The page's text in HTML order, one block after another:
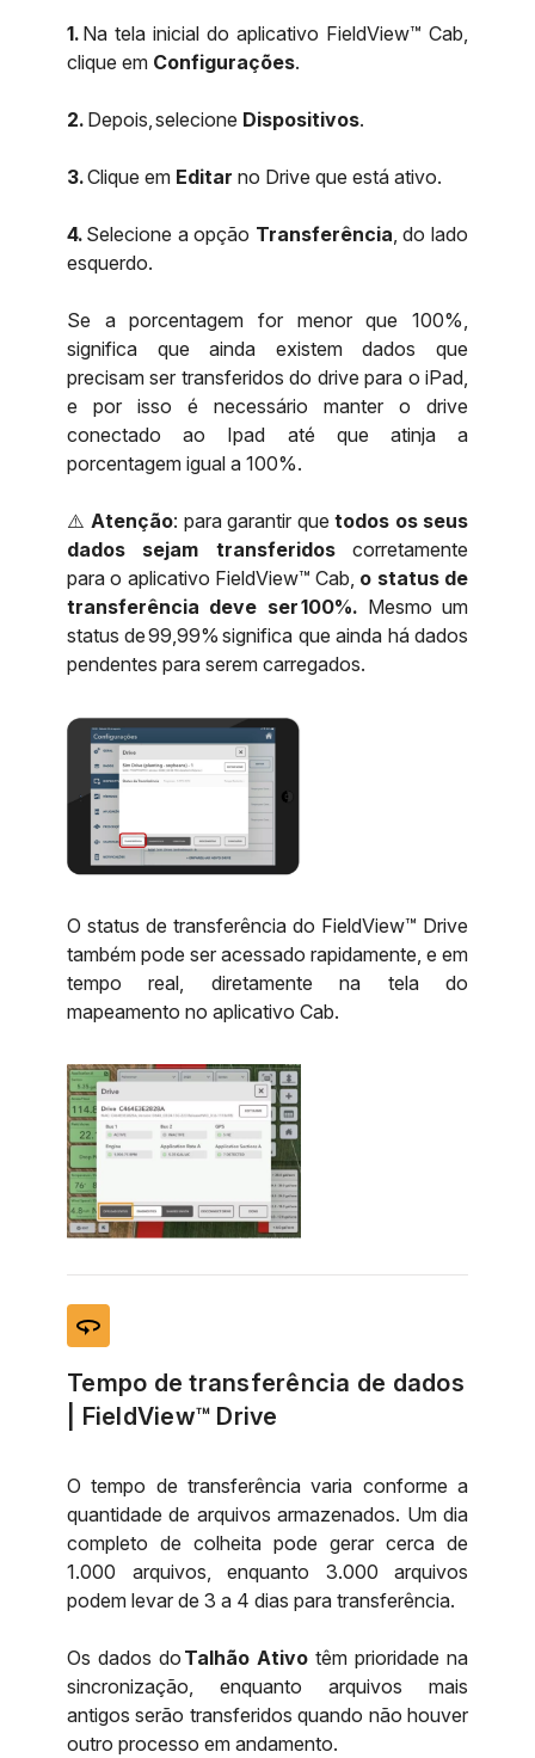
1. Na tela inicial do aplicativo FieldView™ Cab,
clique em Configurações.
2. Depois, selecione Dispositivos.
3.Clique em Editar no Drive que está ativo.
4. Selecione a opção Transferência, do lado
esquerdo.
Se a porcentagem for menor que 100%,
significa que ainda existem dados que
precisam ser transferidos do drive para o iPad,
e por isso é necessário manter o drive
conectado ao Ipad até que atinja a
porcentagem igual a 100%.
⚠️ Atenção: para garantir que todos os seus
dados sejam transferidoscorretamente
para o aplicativo FieldView™ Cab, o status de
transferência deve ser 100%. Mesmo um
status de 99,99% significa que ainda há dados
pendentes para serem carregados.
O status de transferência do FieldView™ Drive
também pode ser acessado rapidamente, e em
tempo real, diretamente na tela do
mapeamento no aplicativo Cab.
360
Tempo de transferência de dados
| FieldView™ Drive
O tempo de transferência varia conforme a
quantidade de arquivos armazenados. Um dia
completo de colheita pode gerar cerca de
1.000 arquivos, enquanto 3.000 arquivos
podem levar de 3 a 4 dias para transferência.
Os dados do Talhão Ativo têm prioridade na
sincronização, enquanto arquivos mais
antigos serão transferidos quando não houver
outro processo em andamento.